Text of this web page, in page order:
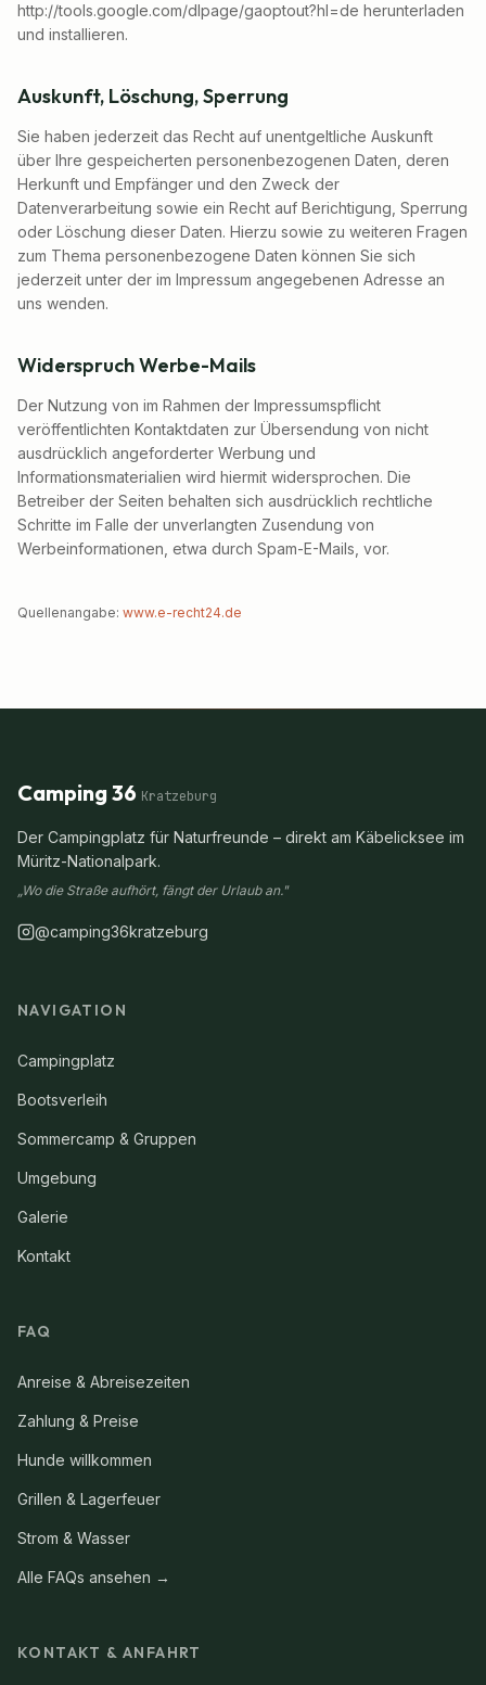
http://tools.google.com/dlpage/gaoptout?hl=de herunterladen
und installieren.
Auskunft, Löschung, Sperrung
Sie haben jederzeit das Recht auf unentgeltliche Auskunft
über Ihre gespeicherten personenbezogenen Daten, deren
Herkunft und Empfänger und den Zweck der
Datenverarbeitung sowie ein Recht auf Berichtigung, Sperrung
oder Löschung dieser Daten. Hierzu sowie zu weiteren Fragen
zum Thema personenbezogene Daten können Sie sich
jederzeit unter der im Impressum angegebenen Adresse an
uns wenden.
Widerspruch Werbe-Mails
Der Nutzung von im Rahmen der Impressumspflicht
veröffentlichten Kontaktdaten zur Übersendung von nicht
ausdrücklich angeforderter Werbung und
Informationsmaterialien wird hiermit widersprochen. Die
Betreiber der Seiten behalten sich ausdrücklich rechtliche
Schritte im Falle der unverlangten Zusendung von
Werbeinformationen, etwa durch Spam-E-Mails, vor.
Quellenangabe: www.e-recht24.de
Camping 36 Kratzeburg
Der Campingplatz für Naturfreunde – direkt am Käbelicksee im
Müritz-Nationalpark.
„Wo die Straße aufhört, fängt der Urlaub an."
@camping36kratzeburg
NAVIGATION
Campingplatz
Bootsverleih
Sommercamp & Gruppen
Umgebung
Galerie
Kontakt
FAQ
Anreise & Abreisezeiten
Zahlung & Preise
Hunde willkommen
Grillen & Lagerfeuer
Strom & Wasser
Alle FAQs ansehen →
KONTAKT & ANFAHRT